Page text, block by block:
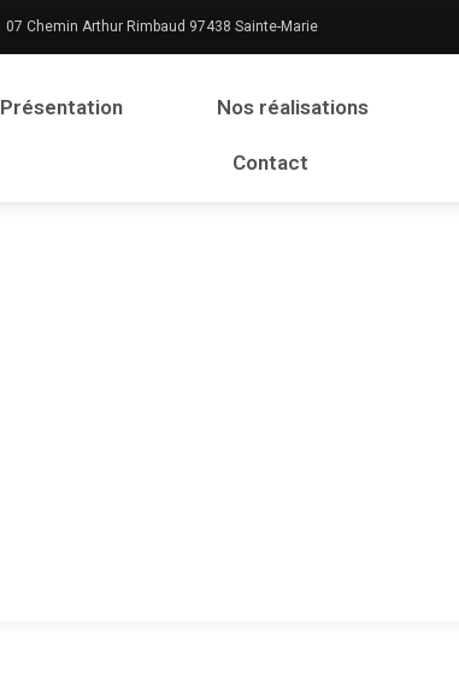
07 Chemin Arthur Rimbaud 97438 Sainte-Marie
Présentation Nos réalisations
Contact